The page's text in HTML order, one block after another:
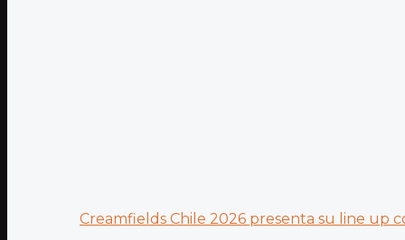
Creamfields Chile 2026 presenta su line up